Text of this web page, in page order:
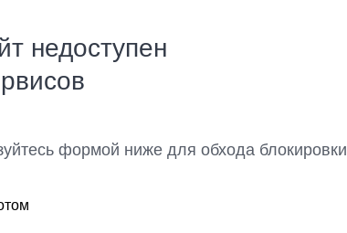
недоступен
формой ниже для обхода блокировки